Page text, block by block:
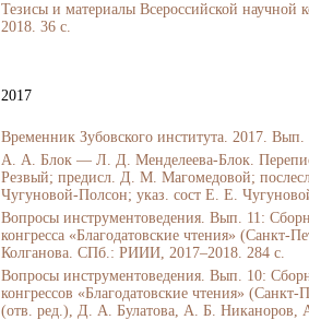
Тезисы и материалы Всероссийской
2018. 36 с.
2017
Временник Зубовского института. 2017. Вып.
А. А. Блок — Л. Д. Менделеева-Блок.
Резвый; предисл. Д. М. Магомедовой;
Чугуновой-Полсон; указ. сост Е. Е.
Вопросы инструментоведения. Вып. 11:
конгресса «Благодатовские чтения»
Колганова. СПб.: РИИИ, 2017–2018. 284 c.
Вопросы инструментоведения. Вып. 10:
конгрессов «Благодатовские чтения»
(отв. ред.), Д. А. Булатова, А. Б.